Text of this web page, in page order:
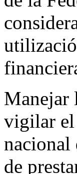
Manejar
vigilar el
nacional
de